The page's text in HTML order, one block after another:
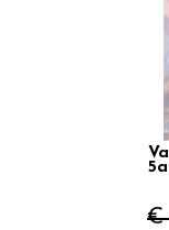
€